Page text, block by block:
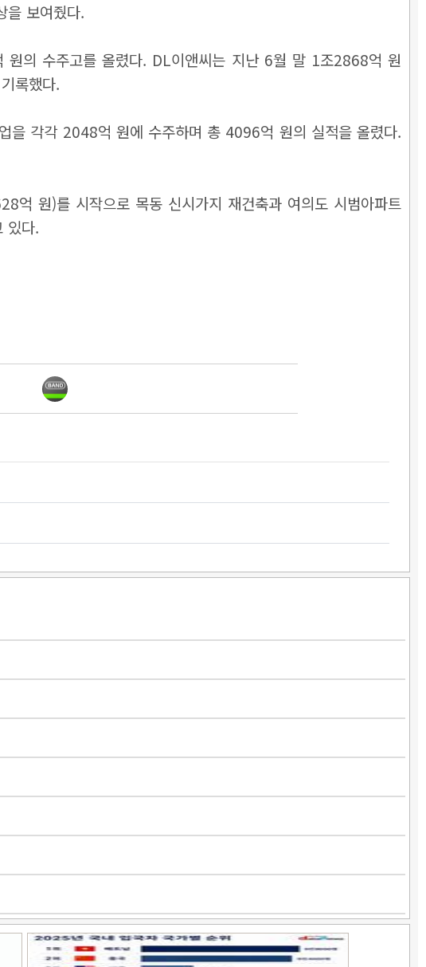
을 보여줬다.
의 수주고를 올렸다. DL이앤씨는 지난 6월 말 1조2868억 원
록했다.
을 각각 2048억 원에 수주하며 총 4096억 원의 실적을 올렸다.
억 원)를 시작으로 목동 신시가지 재건축과 여의도 시범아파트
있다.